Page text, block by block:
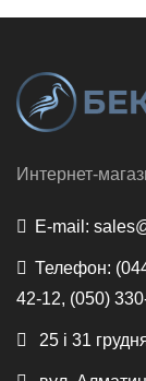
Интернет-
E-mail:
Телефон:
42-12, (050)
25 і 31